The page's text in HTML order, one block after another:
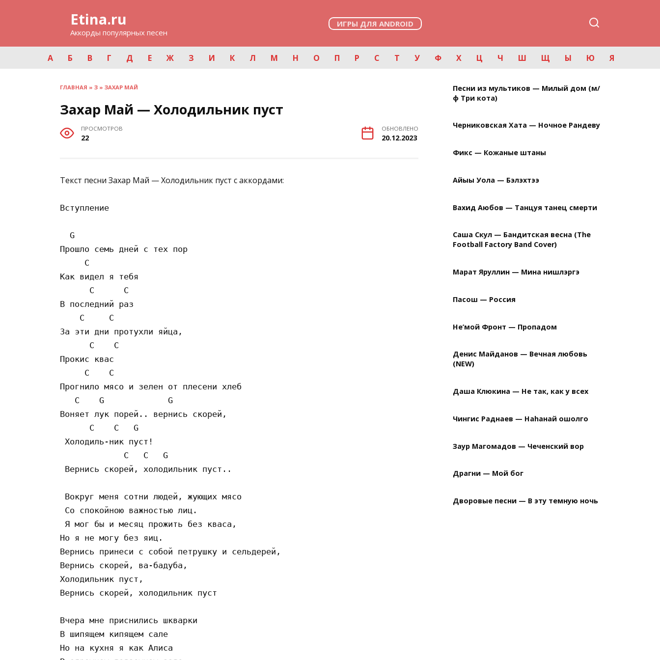
Etina.ru
Аккорды популярных песен
ИГРЫ ДЛЯ ANDROID
А Б В Г Д Е Ж З И К Л М Н О П Р С Т У Ф Х Ц Ч Ш Щ Ы Ю Я
ГЛАВНАЯ » З » ЗАХАР МАЙ
Захар Май — Холодильник пуст
ПРОСМОТРОВ
22
ОБНОВЛЕНО
20.12.2023
Текст песни Захар Май — Холодильник пуст с аккордами:
Вступление
  G
Прошло семь дней с тех пор
     C
Как видел я тебя
      C      C
В последний раз
    C     C
За эти дни протухли яйца,
      C    C
Прокис квас
     C    C
Прогнило мясо и зелен от плесени хлеб
   C    G             G
Воняет лук порей.. вернись скорей,
      C    C   G
Холодиль-ник пуст!
             C   C   G
Вернись скорей, холодильник пуст..
Вокруг меня сотни людей, жующих мясо
Со спокойною важностью лиц.
Я мог бы и месяц прожить без кваса,
Но я не могу без яиц.
Вернись принеси с собой петрушку и сельдерей,
Вернись скорей, ва-бадуба,
Холодильник пуст,
Вернись скорей, холодильник пуст
Вчера мне приснились шкварки
В шипящем кипящем сале
Но на кухня я как Алиса
Песни из мультиков — Милый дом (м/
ф Три кота)
Черниковская Хата — Ночное Рандеву
Фикс — Кожаные штаны
Айыы Уола — Бэлэхтээ
Вахид Аюбов — Танцуя танец смерти
Саша Скул — Бандитская весна (The
Football Factory Band Cover)
Марат Яруллин — Мина нишлэргэ
Пасош — Россия
Не’мой Фронт — Пропадом
Денис Майданов — Вечная любовь
(NEW)
Даша Клюкина — Не так, как у всех
Чингис Раднаев — Наhанай ошолго
Заур Магомадов — Чеченский вор
Драгни — Мой бог
Дворовые песни — В эту темную ночь